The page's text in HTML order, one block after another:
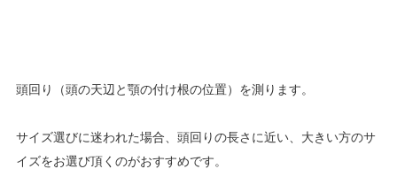
頭回り（頭の天辺と顎の付け根の位置）を測ります。
サイズ選びに迷われた場合、頭回りの長さに近い、大きい方のサ
イズをお選び頂くのがおすすめです。